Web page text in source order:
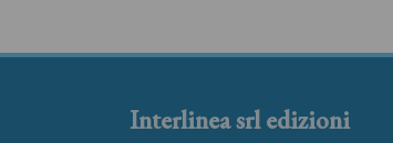
Interlinea srl edizioni